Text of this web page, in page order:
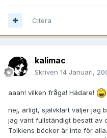
Citera
kalimac
Skriven 14 Januari,
aaah! vilken fråga! Hädare!
nej, ärligt, självklart väljer jag
jag varit fullständigt besatt av
Tolkiens böcker är inte för